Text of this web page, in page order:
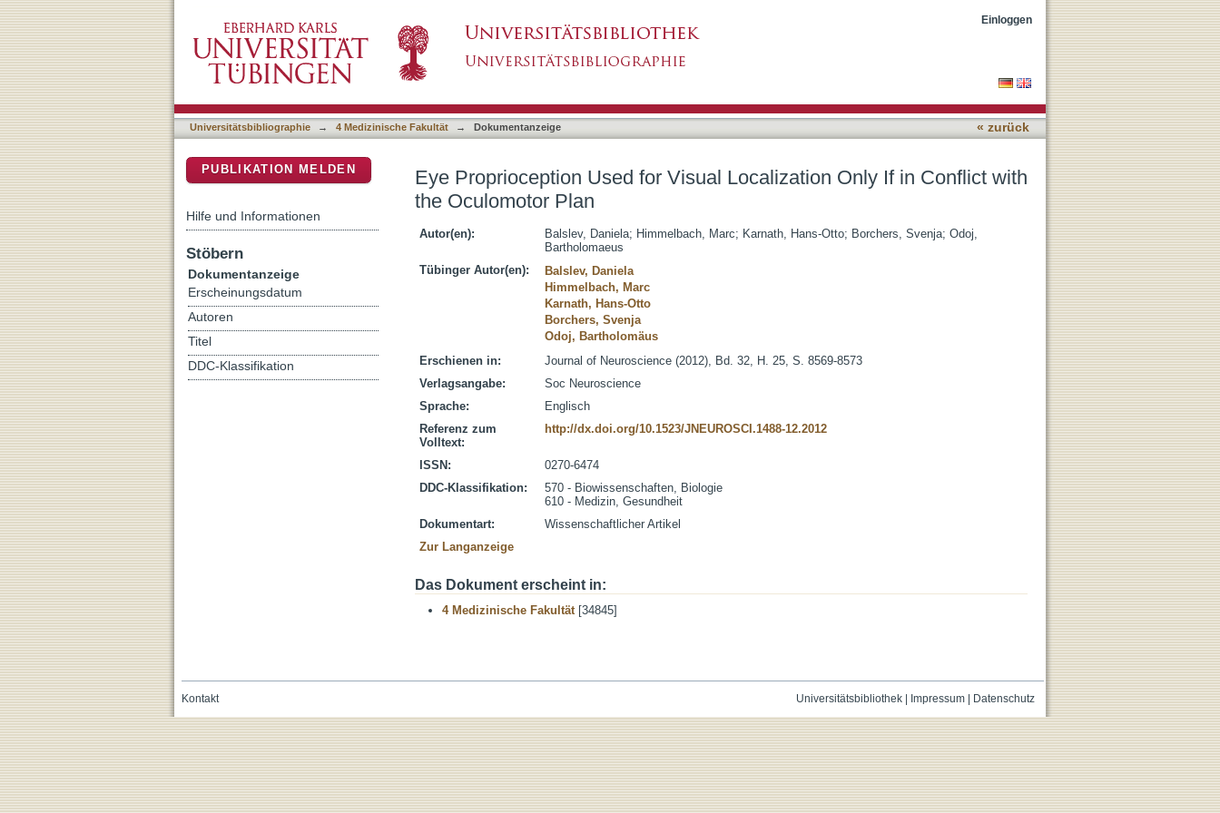
Einloggen
Universitätsbibliographie → 4 Medizinische Fakultät → Dokumentanzeige « zurück
Eye Proprioception Used for Visual Localization Only If in Conflict with
the Oculomotor Plan
Autor(en): Balslev, Daniela; Himmelbach, Marc; Karnath, Hans-Otto; Borchers, Svenja; Odoj,
Bartholomaeus
Tübinger Autor(en):
Balslev, Daniela
Himmelbach, Marc
Karnath, Hans-Otto
Borchers, Svenja
Odoj, Bartholomäus
Erschienen in:
Journal of Neuroscience (2012), Bd. 32, H. 25, S. 8569-8573
Verlagsangabe:
Soc Neuroscience
Sprache:
Englisch
Referenz zum
Volltext:
http://dx.doi.org/10.1523/JNEUROSCI.1488-12.2012
ISSN:
0270-6474
DDC-Klassifikation:
570 - Biowissenschaften, Biologie
610 - Medizin, Gesundheit
Dokumentart:
Wissenschaftlicher Artikel
Zur Langanzeige
Das Dokument erscheint in:
4 Medizinische Fakultät[34845]
PUBLIKATION MELDEN
Hilfe und Informationen
Stöbern
Dokumentanzeige
Erscheinungsdatum
Autoren
Titel
DDC-Klassifikation
Universitätsbibliothek| Impressum| Datenschutz
Kontakt